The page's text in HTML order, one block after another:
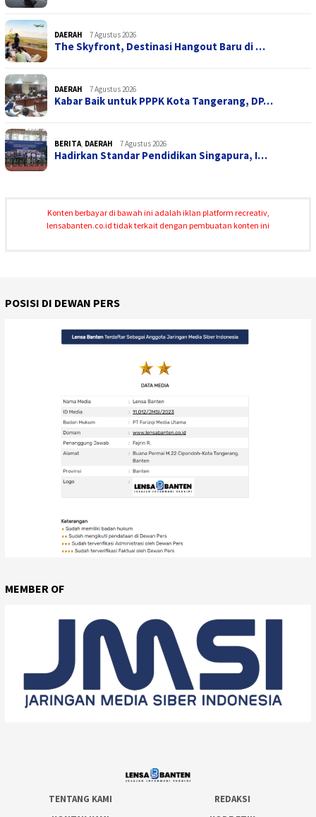
DAERAH 7 Agustus 2026
The Skyfront, Destinasi Hangout Baru di …
DAERAH 7 Agustus 2026
Kabar Baik untuk PPPK Kota Tangerang, DP…
BERITA, DAERAH 7 Agustus 2026
Hadirkan Standar Pendidikan Singapura, I…
Konten berbayar di bawah ini adalah iklan platform recreativ,
lensabanten.co.id tidak terkait dengan pembuatan konten ini
POSISI DI DEWAN PERS
MEMBER OF
TENTANG KAMI
REDAKSI